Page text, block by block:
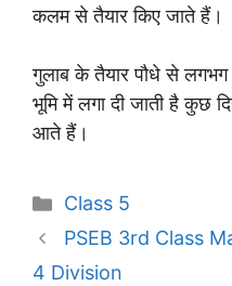
कलम से तैयार किए जाते हैं।
गुलाब के तैयार पौधे से
भूमि में लगा दी जाती है कुछ
आते हैं।
Categories
Class 5
PSEB 3rd Class
4 Division